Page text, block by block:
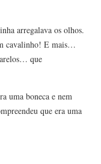
arregalava os olhos.
cavalinho! E mais…
que
uma boneca e nem
que era uma